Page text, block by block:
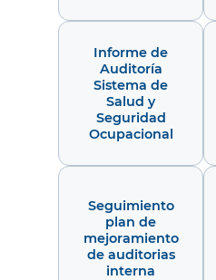
Informe de
Auditoría
Sistema de
Salud y
Seguridad
Ocupacional
Seguimiento
plan de
mejoramiento
de auditorias
interna